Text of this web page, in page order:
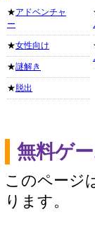
★アドベンチャ
ー
★女性向け
★謎解き
★ 脱出
無料ゲ
このページ
ります。